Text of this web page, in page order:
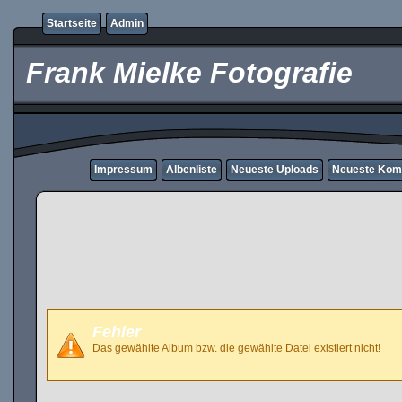
Startseite Admin
Frank Mielke Fotografie
Impressum Albenliste Neueste Uploads Neueste
Fehler
Das gewählte Album bzw. die gewählte Datei existiert nicht!